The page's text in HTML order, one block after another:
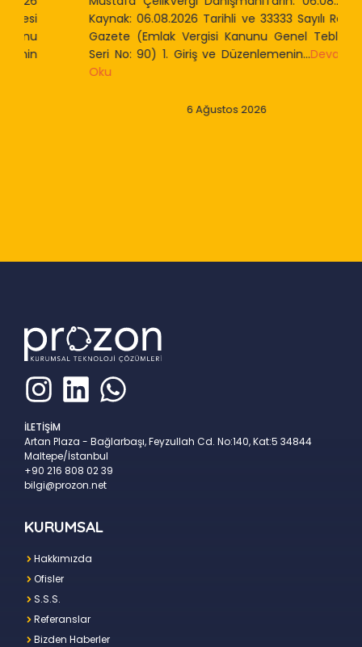
Kaynak: 06.08.2026 Tarihli ve 33333 Sayılı Resmi
Gazete (Emlak Vergisi Kanunu Genel Tebliği –
Seri No: 90) 1. Giriş ve Düzenlemenin...Devamını
6 Ağustos 2026
İLETİŞİM
Artan Plaza - Bağlarbaşı, Feyzullah Cd. No:140, Kat:5 34844
Maltepe/İstanbul
+90 216 808 02 39
bilgi@prozon.net
KURUMSAL
Hakkımızda
Ofisler
S.S.S.
Referanslar
Bizden Haberler